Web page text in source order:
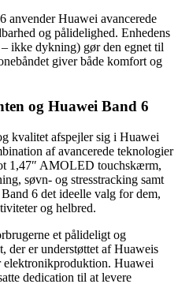
anvender Huawei avancerede
og pålidelighed. Enhedens
ikke dykning) gør den egnet til
giver både komfort og
og Huawei Band 6
kvalitet afspejler sig i Huawei
af avancerede teknologier
1,47″ AMOLED touchskærm,
søvn- og stresstracking samt
6 det ideelle valg for dem,
og helbred.
et pålideligt og
der er understøttet af Huaweis
elektronikproduktion. Huawei
dedication til at levere